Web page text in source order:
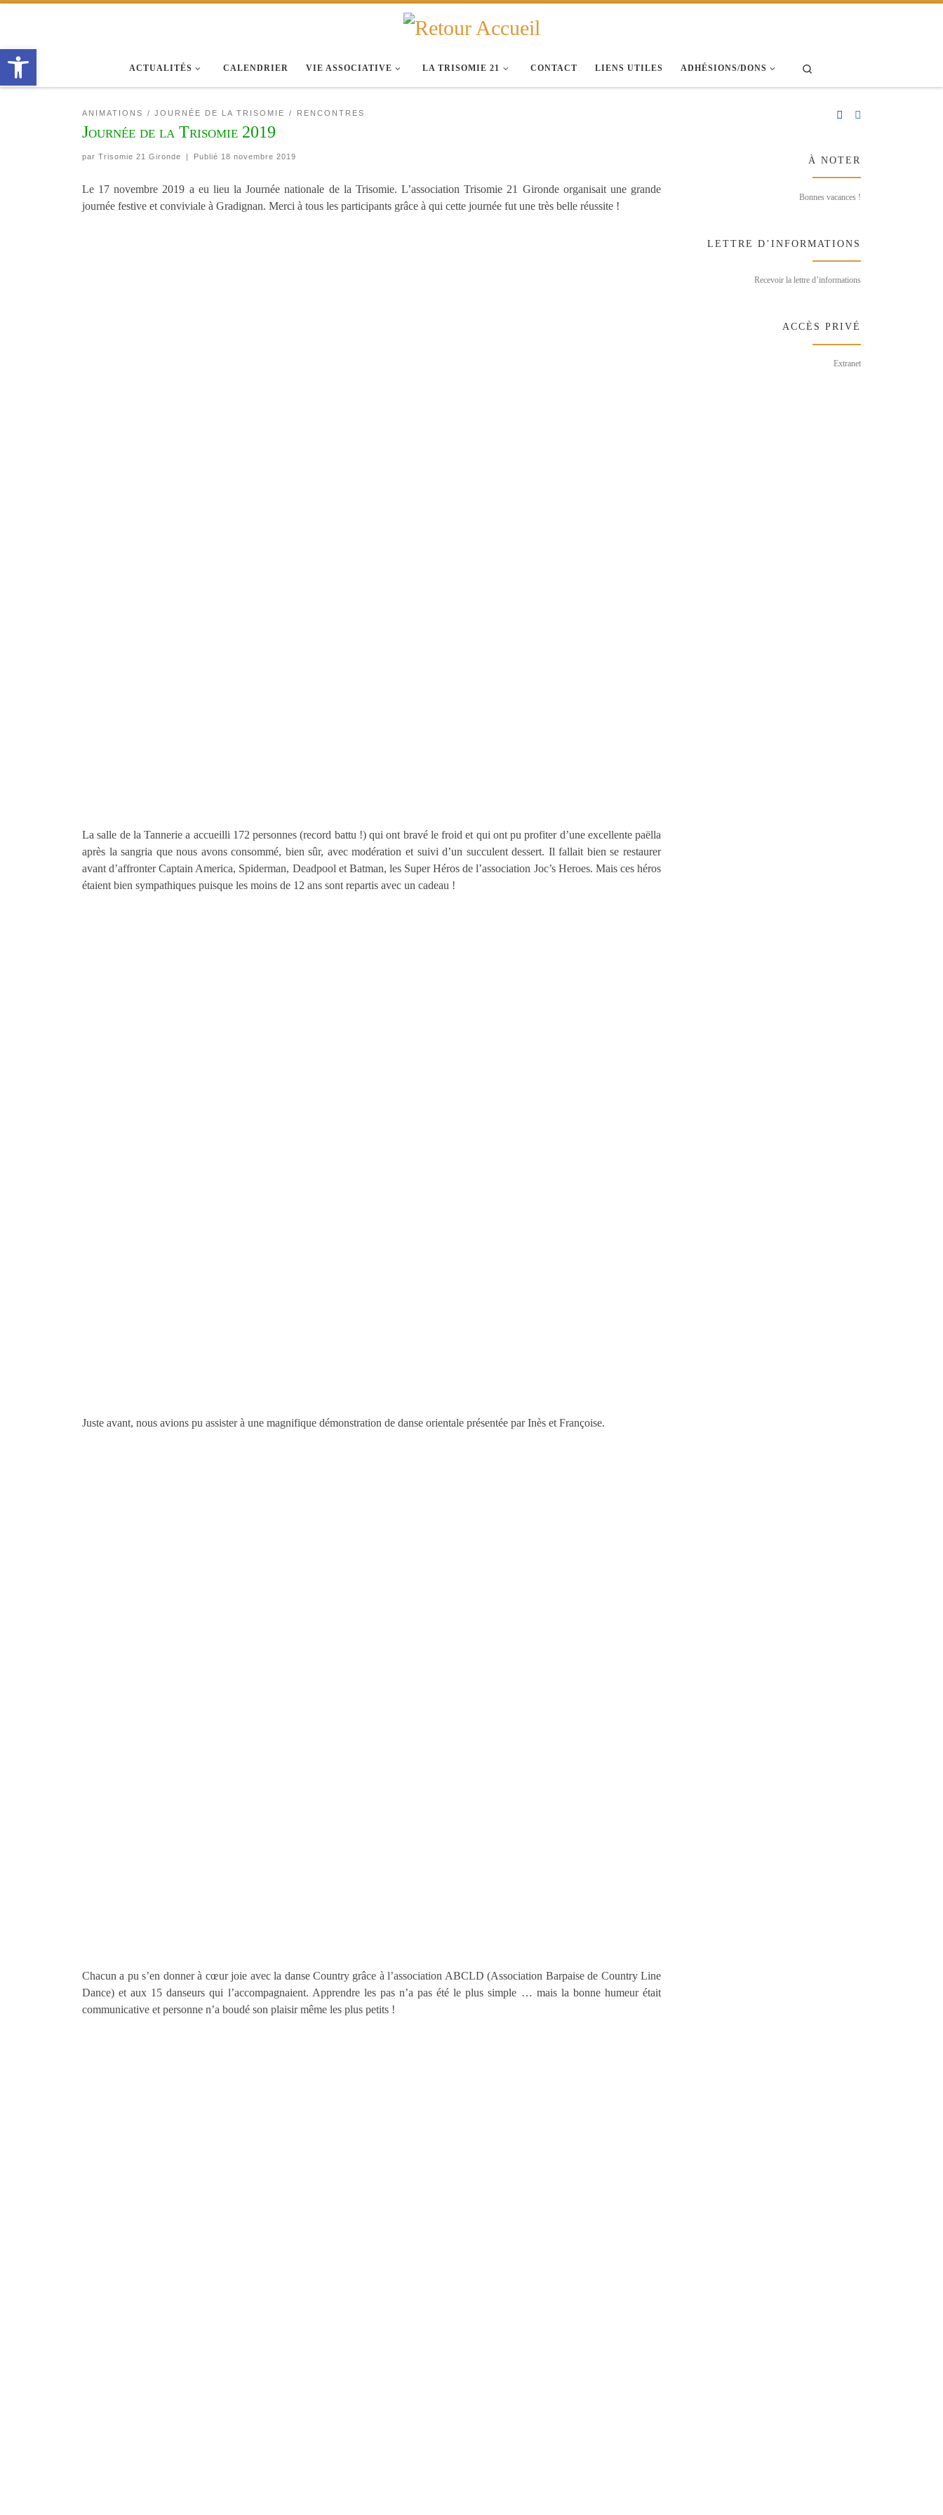
ACTUALITÉS CALENDRIER VIE ASSOCIATIVE LA TRISOMIE 21 CONTACT LIENS UTILES ADHÉSIONS/DONS
ANIMATIONS JOURNÉE DE LA TRISOMIE RENCONTRES
Journée de la Trisomie 2019
par Trisomie 21 Gironde | Publié 18 novembre 2019
Le 17 novembre 2019 a eu lieu la Journée nationale de la Trisomie. L’association Trisomie 21 Gironde organisait une grande
journée festive et conviviale à Gradignan. Merci à tous les participants grâce à qui cette journée fut une très belle réussite !
La salle de la Tannerie a accueilli 172 personnes (record battu !) qui ont bravé le froid et qui ont pu profiter d’une excellente paëlla
après la sangria que nous avons consommé, bien sûr, avec modération et suivi d’un succulent dessert. Il fallait bien se restaurer
avant d’affronter Captain America, Spiderman, Deadpool et Batman, les Super Héros de l’association Joc’s Heroes. Mais ces héros
étaient bien sympathiques puisque les moins de 12 ans sont repartis avec un cadeau !
Juste avant, nous avions pu assister à une magnifique démonstration de danse orientale présentée par Inès et Françoise.
Chacun a pu s’en donner à cœur joie avec la danse Country grâce à l’association ABCLD (Association Barpaise de Country Line
Dance) et aux 15 danseurs qui l’accompagnaient. Apprendre les pas n’a pas été le plus simple … mais la bonne humeur était
communicative et personne n’a boudé son plaisir même les plus petits !
À NOTER
Bonnes vacances !
LETTRE D’INFORMATIONS
Recevoir la lettre d’informations
ACCÈS PRIVÉ
Extranet
Ouvrir la barre d’outils